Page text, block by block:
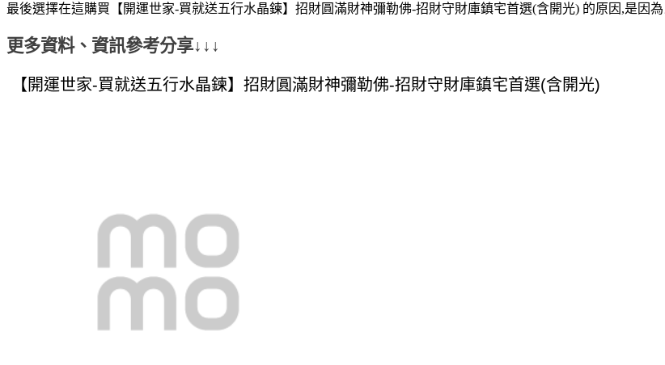
最後選擇在這購買【開運世家-買就送五行水晶鍊】招財圓滿財神彌勒佛-招財守財庫鎮宅首選(含開光) 的原因,是因
更多資料、資訊參考分享↓↓↓